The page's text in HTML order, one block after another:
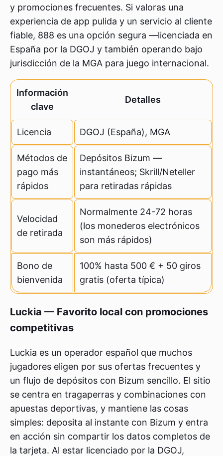
y promociones frecuentes. Si valoras una
experiencia de app pulida y un servicio al cliente
fiable, 888 es una opción segura —licenciada en
España por la DGOJ y también operando bajo
jurisdicción de la MGA para juego internacional.
Información
clave
Detalles
Licencia DGOJ (España), MGA
Métodos de
pago más
rápidos
Depósitos Bizum —
instantáneos; Skrill/Neteller
para retiradas rápidas
Velocidad
de retirada
Normalmente 24-72 horas
(los monederos electrónicos
son más rápidos)
Bono de
bienvenida
100% hasta 500 € + 50 giros
gratis (oferta típica)
Luckia — Favorito local con promociones
competitivas
Luckia es un operador español que muchos
jugadores eligen por sus ofertas frecuentes y
un flujo de depósitos con Bizum sencillo. El sitio
se centra en tragaperras y combinaciones con
apuestas deportivas, y mantiene las cosas
simples: deposita al instante con Bizum y entra
en acción sin compartir los datos completos de
la tarjeta. Al estar licenciado por la DGOJ,